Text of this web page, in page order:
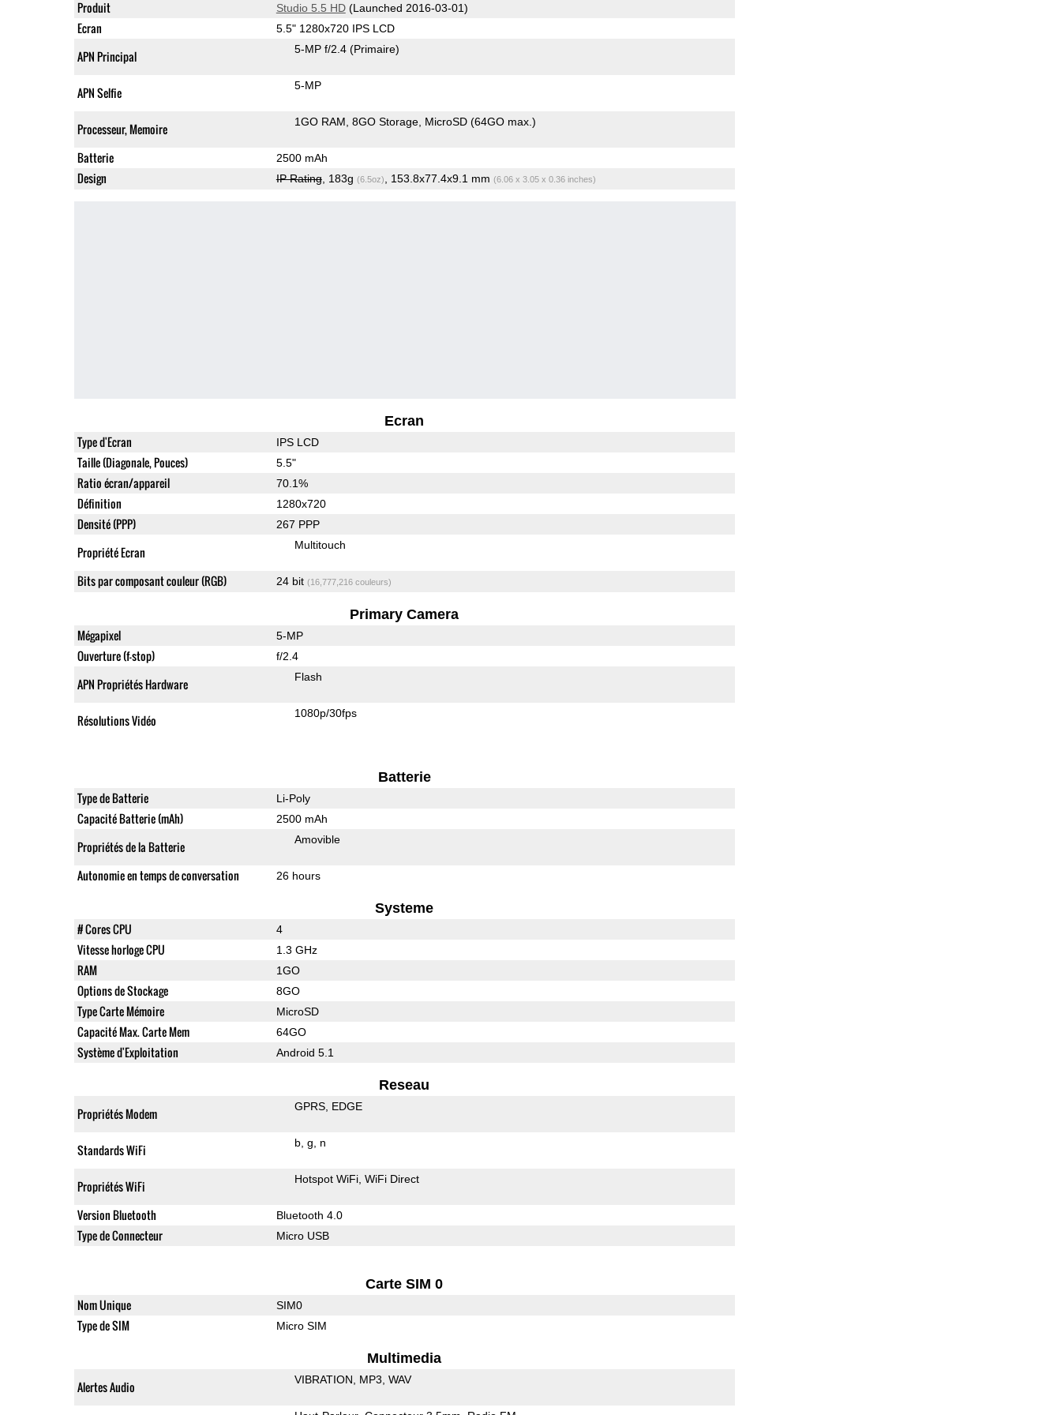
Produit Studio 5.5 HD(Launched 2016-03-01)
Ecran 5.5" 1280x720 IPS LCD
APN Principal 5-MP f/2.4 (Primaire)
APN Selfie 5-MP
Processeur, Memoire 1GO RAM 8GO Storage MicroSD (64GO max.)
Batterie 2500 mAh
Design IP Rating, 183g (6.5oz) , 153.8x77.4x9.1 mm (6.06 x 3.05 x 0.36 inches)
Ecran
Type d'Ecran IPS LCD
Taille (Diagonale, Pouces) 5.5"
Ratio écran/appareil 70.1%
Définition 1280x720
Densité (PPP) 267 PPP
Propriété Ecran Multitouch
Bits par composant couleur (RGB) 24 bit (16,777,216 couleurs)
Primary Camera
Mégapixel 5-MP
Ouverture (f-stop) f/2.4
APN Propriétés Hardware Flash
Résolutions Vidéo 1080p/30fps
Batterie
Type de Batterie Li-Poly
Capacité Batterie (mAh) 2500 mAh
Propriétés de la Batterie Amovible
Autonomie en temps de conversation 26 hours
Systeme
# Cores CPU 4
Vitesse horloge CPU 1.3 GHz
RAM 1GO
Options de Stockage 8GO
Type Carte Mémoire MicroSD
Capacité Max. Carte Mem 64GO
Système d'Exploitation Android 5.1
Reseau
Propriétés Modem GPRS EDGE
Standards WiFi b g n
Propriétés WiFi Hotspot WiFi WiFi Direct
Version Bluetooth Bluetooth 4.0
Type de Connecteur Micro USB
Carte SIM 0
Nom Unique SIM0
Type de SIM Micro SIM
Multimedia
Alertes Audio VIBRATION MP3 WAV